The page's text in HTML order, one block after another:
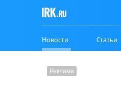
Новости Статьи